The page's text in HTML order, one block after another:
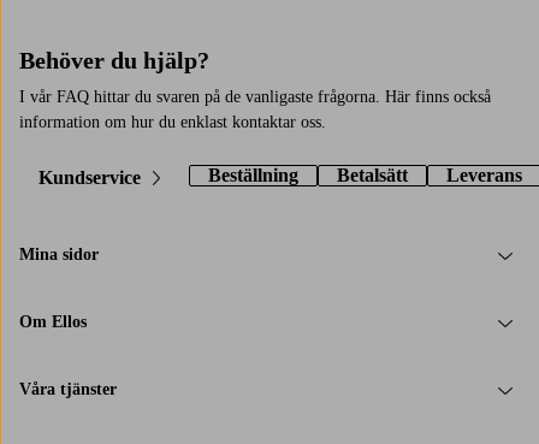
Behöver du hjälp?
I vår FAQ hittar du svaren på de vanligaste frågorna. Här finns också
information om hur du enklast kontaktar oss.
Kundservice Beställning Betalsätt Leverans
Mina sidor
Om Ellos
Våra tjänster